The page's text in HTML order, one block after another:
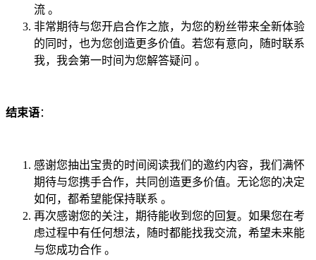
流 。
非常期待与您开启合作之旅，为您的粉丝带来全新体验
的同时，也为您创造更多价值。若您有意向，随时联系
我，我会第一时间为您解答疑问 。
结束语：
感谢您抽出宝贵的时间阅读我们的邀约内容，我们满怀
期待与您携手合作，共同创造更多价值。无论您的决定
如何，都希望能保持联系 。
再次感谢您的关注，期待能收到您的回复。如果您在考
虑过程中有任何想法，随时都能找我交流，希望未来能
与您成功合作 。